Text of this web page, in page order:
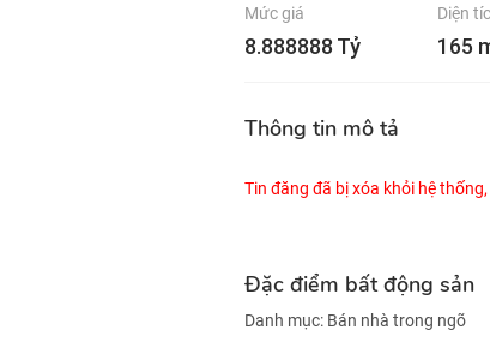
Mức giá
8.888888 Tỷ
Diện
165
Thông tin mô tả
Tin đăng đã bị xóa khỏi hệ
Đặc điểm bất động sản
Danh mục: Bán nhà trong ngõ